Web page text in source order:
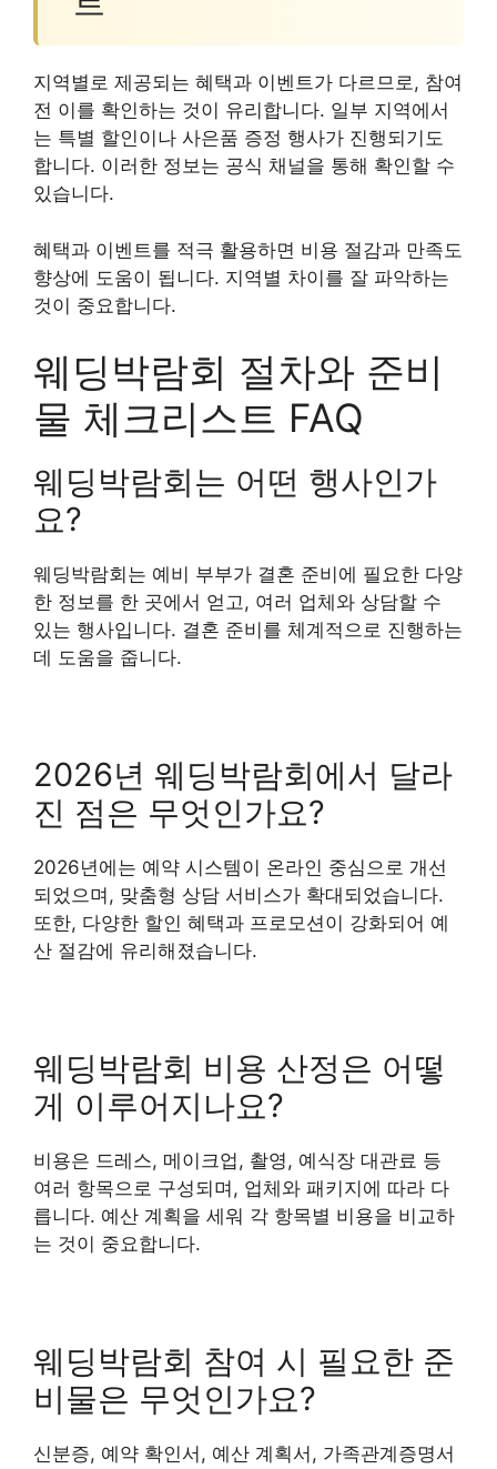
지역별로 제공되는 혜택과 이벤트가 다르므로, 참여
전 이를 확인하는 것이 유리합니다. 일부 지역에서
는 특별 할인이나 사은품 증정 행사가 진행되기도
합니다. 이러한 정보는 공식 채널을 통해 확인할 수
있습니다.
혜택과 이벤트를 적극 활용하면 비용 절감과 만족도
향상에 도움이 됩니다. 지역별 차이를 잘 파악하는
것이 중요합니다.
웨딩박람회 절차와 준비
물 체크리스트 FAQ
웨딩박람회는 어떤 행사인가
요?
웨딩박람회는 예비 부부가 결혼 준비에 필요한 다양
한 정보를 한 곳에서 얻고, 여러 업체와 상담할 수
있는 행사입니다. 결혼 준비를 체계적으로 진행하는
데 도움을 줍니다.
2026년 웨딩박람회에서 달라
진 점은 무엇인가요?
2026년에는 예약 시스템이 온라인 중심으로 개선
되었으며, 맞춤형 상담 서비스가 확대되었습니다.
또한, 다양한 할인 혜택과 프로모션이 강화되어 예
산 절감에 유리해졌습니다.
웨딩박람회 비용 산정은 어떻
게 이루어지나요?
비용은 드레스, 메이크업, 촬영, 예식장 대관료 등
여러 항목으로 구성되며, 업체와 패키지에 따라 다
릅니다. 예산 계획을 세워 각 항목별 비용을 비교하
는 것이 중요합니다.
웨딩박람회 참여 시 필요한 준
비물은 무엇인가요?
신분증, 예약 확인서, 예산 계획서, 가족관계증명서